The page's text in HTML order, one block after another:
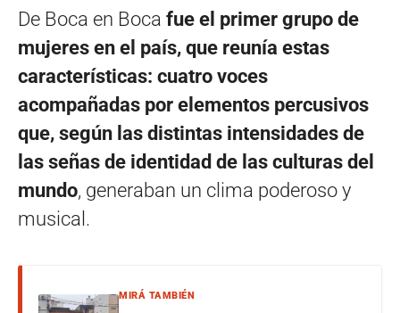
De Boca en Boca fue el primer grupo de
mujeres en el país, que reunía estas
características: cuatro voces
acompañadas por elementos percusivos
que, según las distintas intensidades de
las señas de identidad de las culturas del
mundo, generaban un clima poderoso y
musical.
MIRÁ TAMBIÉN